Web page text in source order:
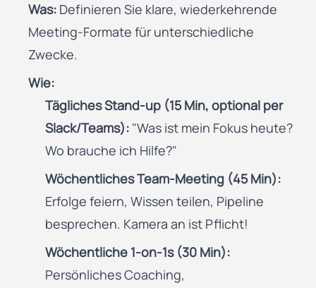
Was: Definieren Sie klare, wiederkehrende
Meeting-Formate für unterschiedliche
Zwecke.
Wie:
Tägliches Stand-up (15 Min, optional per
Slack/Teams): "Was ist mein Fokus heute?
Wo brauche ich Hilfe?"
Wöchentliches Team-Meeting (45 Min):
Erfolge feiern, Wissen teilen, Pipeline
besprechen. Kamera an ist Pflicht!
Wöchentliche 1-on-1s (30 Min):
Persönliches Coaching,